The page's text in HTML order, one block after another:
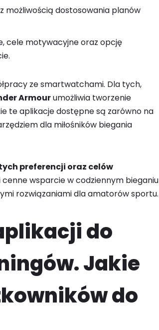
możliwością dostosowania planów
cele motywacyjne oraz opcję
ze smartwatchami. Dla tych,
Armourumożliwia tworzenie
te aplikacje dostępne są zarówno na
dla miłośników biegania
preferencji oraz celów
wsparcie w codziennym bieganiu
rozwiązaniami dla amatorów sportu.
do
Jakie
do